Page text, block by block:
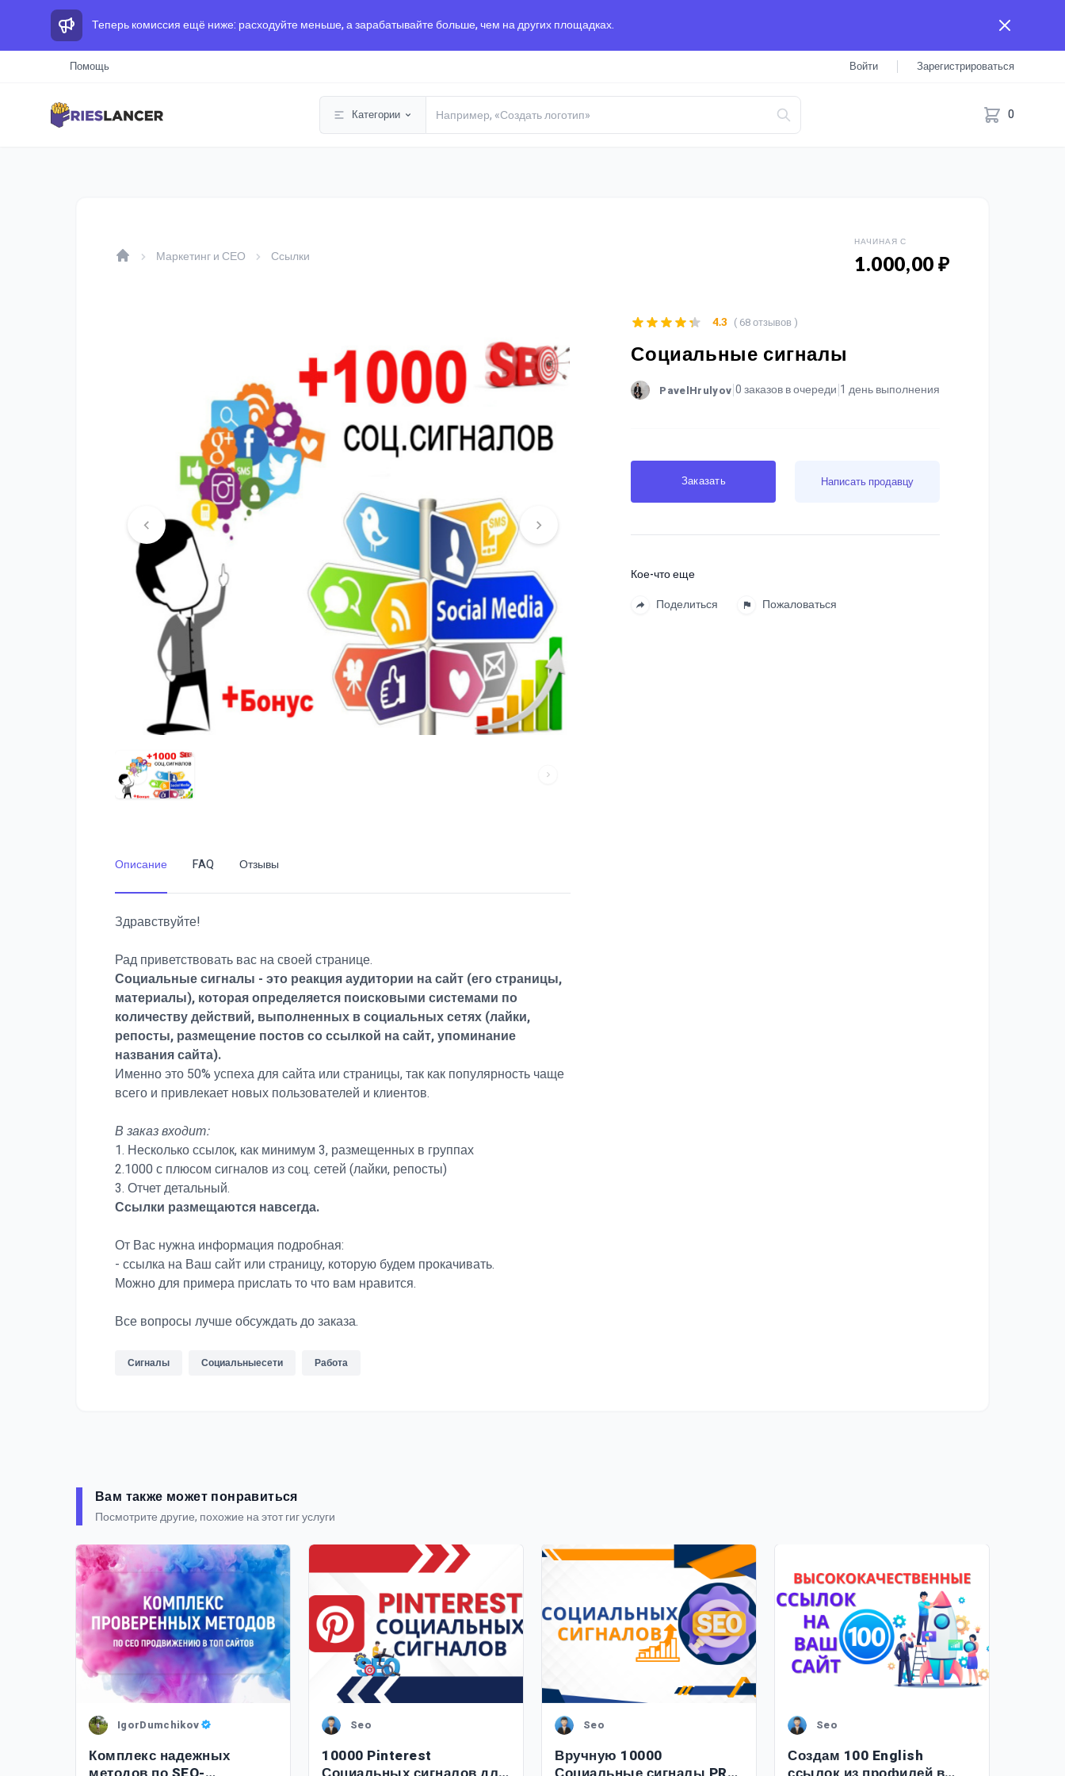
Теперь комиссия ещё ниже: расходуйте меньше, а зарабатывайте больше, чем на других площадках.
Помощь Войти Зарегистрироваться
Категории 0
Маркетинг и СЕО Ссылки
НАЧИНАЯ С
1.000,00 ₽
Социальные сигналы
PavelHrulyov 0 заказов в очереди 1 день выполнения
4.3 ( 68 отзывов )
Заказать Написать продавцу
Кое-что еще
Поделиться
Пожаловаться
Описание FAQ Отзывы
Здравствуйте!
Рад приветствовать вас на своей странице.
Социальные сигналы - это реакция аудитории на сайт (его страницы,
материалы), которая определяется поисковыми системами по
количеству действий, выполненных в социальных сетях (лайки,
репосты, размещение постов со ссылкой на сайт, упоминание
названия сайта).
Именно это 50% успеха для сайта или страницы, так как популярность чаще
всего и привлекает новых пользователей и клиентов.
В заказ входит:
1. Несколько ссылок, как минимум 3, размещенных в группах
2.1000 с плюсом сигналов из соц. сетей (лайки, репосты)
3. Отчет детальный.
Ссылки размещаются навсегда.
От Вас нужна информация подробная:
- ссылка на Ваш сайт или страницу, которую будем прокачивать.
Можно для примера прислать то что вам нравится.
Все вопросы лучше обсуждать до заказа.
Сигналы Социальныесети Работа
Вам также может понравиться
Посмотрите другие, похожие на этот гиг услуги
IgorDumchikov
Комплекс надежных
Seo
10000 Pinterest
Seo
Вручную 10000
Seo
Создам 100 English